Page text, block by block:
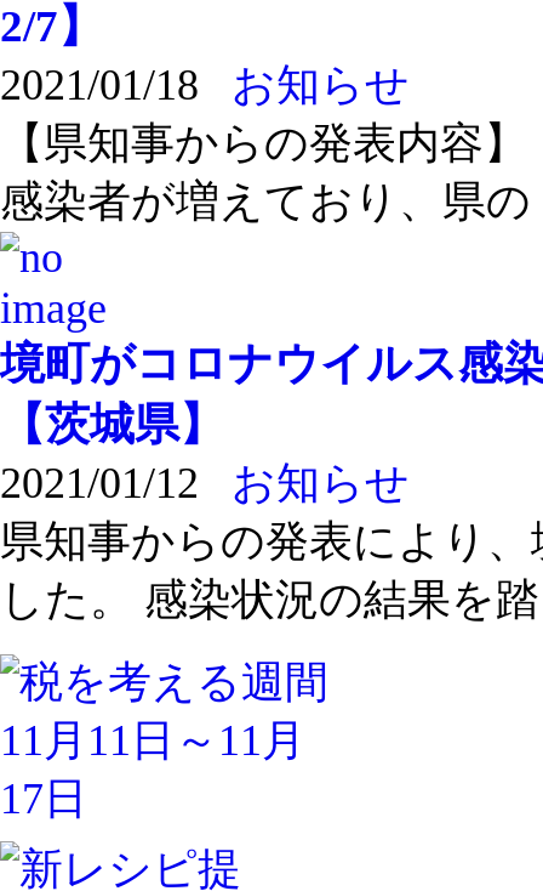
2/7】
2021/01/18
お知らせ
【県知事からの発表内容
感染者が増えており、県の
境町がコロナウイルス感
【茨城県】
2021/01/12
お知らせ
県知事からの発表により
した。 感染状況の結果を